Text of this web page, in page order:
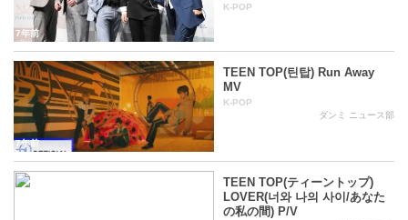
7年前
K-POP
7年前
TEEN TOP(틴탑) Run Away
MV
K-POP
ダンミ ニュース部
TEEN TOP(ティーントップ)
LOVER(너와 나의 사이/あなた
の私の間) P/V